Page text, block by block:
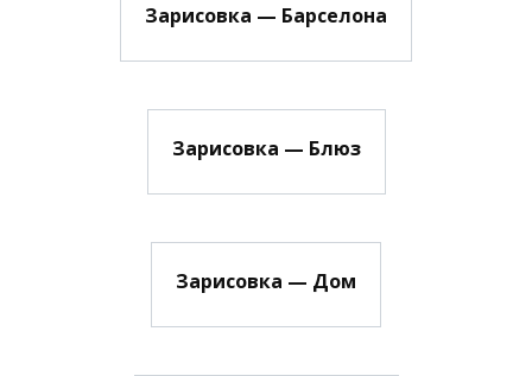
Зарисовка — Барселона
Зарисовка — Блюз
Зарисовка — Дом